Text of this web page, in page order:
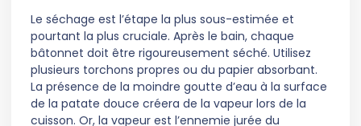
Le séchage est l’étape la plus sous-estimée et
pourtant la plus cruciale. Après le bain, chaque
bâtonnet doit être rigoureusement séché. Utilisez
plusieurs torchons propres ou du papier absorbant.
La présence de la moindre goutte d’eau à la surface
de la patate douce créera de la vapeur lors de la
cuisson. Or, la vapeur est l’ennemie jurée du